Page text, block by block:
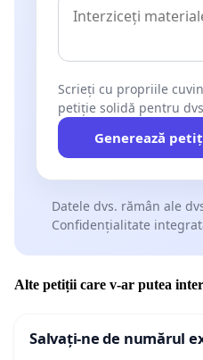
Scrieți cu propriile
petiție solidă pentru
Generează
Datele dvs. rămân ale
Confidențialitate
Alte petiții care v-ar putea
Salvați-ne de numărul